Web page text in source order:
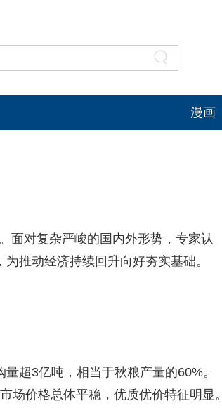
漫画
面对复杂严峻的国内外形势，专家认
推动经济持续回升向好夯实基础。
超3亿吨，相当于秋粮产量的60%。
场价格总体平稳，优质优价特征明显。